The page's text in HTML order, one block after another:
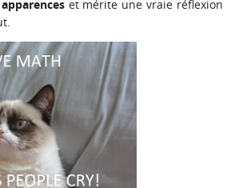
et mérite une vraie réflexion